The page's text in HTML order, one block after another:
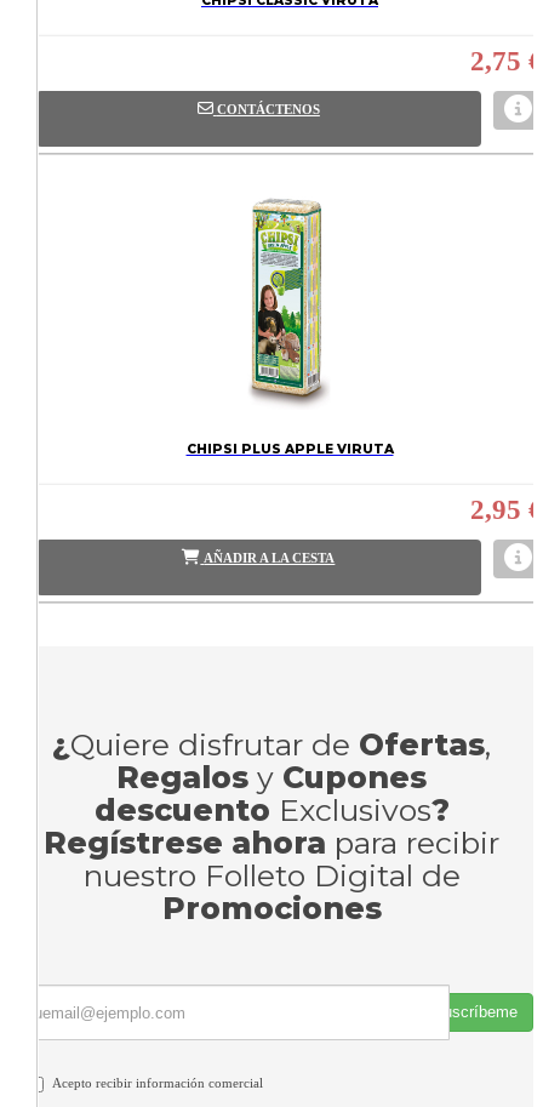
2,75 €
CONTÁCTENOS
CHIPSI PLUS APPLE VIRUTA
2,95 €
AÑADIR A LA CESTA
¿Quiere disfrutar de Ofertas,
Regalos y Cupones
descuento Exclusivos?
Regístrese ahora para recibir
nuestro Folleto Digital de
Promociones
Suscríbeme
Acepto recibir información comercial